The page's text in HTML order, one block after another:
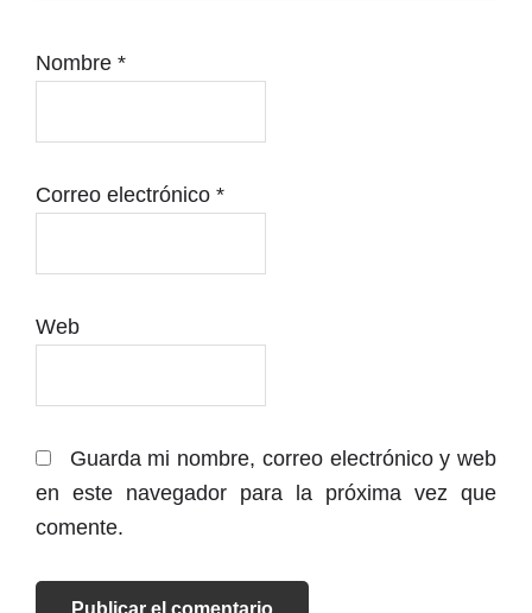
Nombre *
Correo electrónico *
Web
Guarda mi nombre, correo electrónico y web
en este navegador para la próxima vez que
comente.